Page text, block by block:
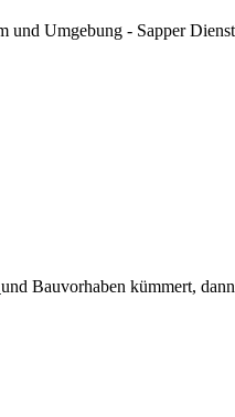
und Bauvorhaben kümmert,